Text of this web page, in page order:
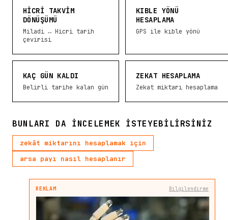
HICRI TAKVIM
DÖNÜŞÜMÜ
Miladi ↔ Hicri tarih
çevirisi
KIBLE YÖNÜ
HESAPLAMA
GPS ile kıble yönü
KAÇ GÜN KALDI
Belirli tarihe kalan gün
ZEKAT HESAPLAMA
Zekat miktarı hesaplama
BUNLARI DA INCELEMEK ISTEYEBILIRSINIZ
zekât miktarını hesaplamak için
arsa payı nasıl hesaplanır
REKLAM Bilgilendirme